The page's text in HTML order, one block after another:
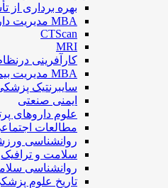
بهره برداری از
MBA مدیریت دارو
CTScan
MRI
کارآفرینی
MBA مدیریت بیمارستانی
سایبرنتیک پزشکی
ایمنی صنعتی
علوم داروهای
مطالعات
روانشناسی
سلامت و ترافیک
روانشناسی
تاریخ علوم